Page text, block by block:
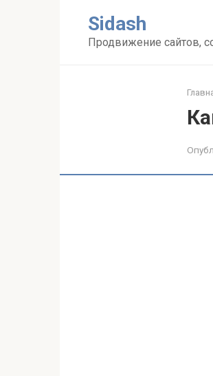
Sidash
Продвижение сайтов,